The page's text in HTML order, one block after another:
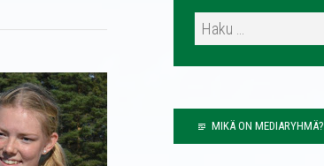
MIKÄ ON MEDIARYHMÄ?